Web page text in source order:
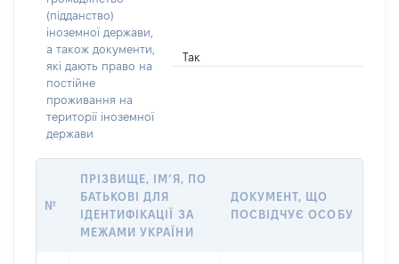
(підданство)
іноземної держави,
а також документи,
які дають право на
постійне
проживання на
території іноземної
держави
Так
№
ПРІЗВИЩЕ, ІМ’Я, ПО
БАТЬКОВІ ДЛЯ
ІДЕНТИФІКАЦІЇ ЗА
МЕЖАМИ УКРАЇНИ
ДОКУМЕНТ, ЩО
ПОСВІДЧУЄ ОСОБУ